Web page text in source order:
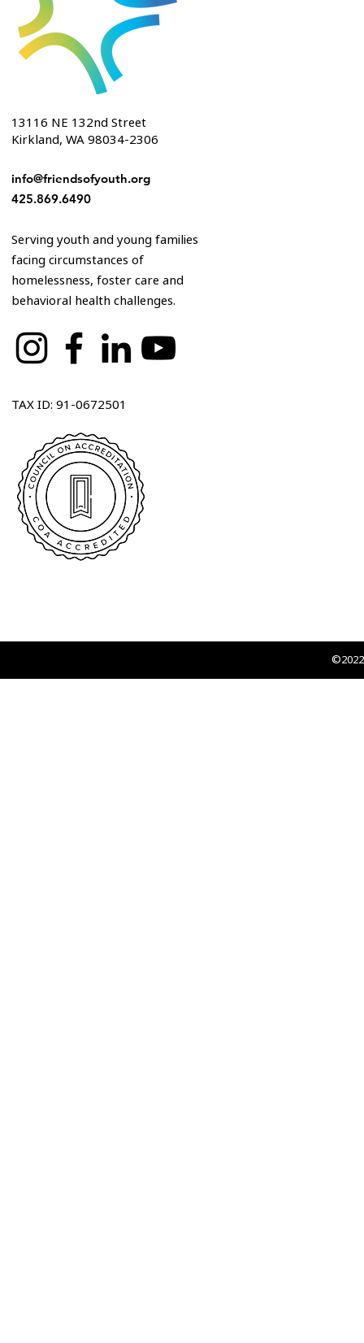
13116 NE 132nd Street
Kirkland, WA 98034-2306
info@friendsofyouth.org
425.869.6490
Serving youth and young families
facing circumstances of
homelessness, foster care and
behavioral health challenges.
TAX ID: 91-0672501